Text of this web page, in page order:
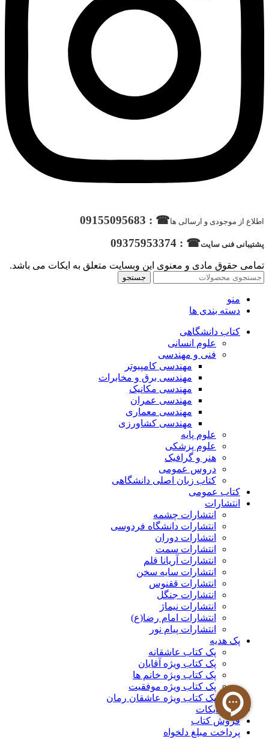
اطلاع از موجودی و ارسالی ها☎ : 09155095683
پشتیبانی فنی سایت☎ : 09375953374
تمامی حقوق مادی و معنوی این وبسایت متعلق به ایکات می باشد.
جستجو
منو
دسته بندی ها
کتاب دانشگاهی
علوم انسانی
فنی و مهندسی
مهندسی کامپیوتر
مهندسی برق و مخابرات
مهندسی مکانیک
مهندسی عمران
مهندسی معماری
مهندسی کشاورزی
علوم پایه
علوم پزشکی
هنر و گرافیک
دروس عمومی
کتاب زبان اصلی دانشگاهی
کتاب عمومی
انتشارات
انتشارات چشمه
انتشارات دانشگاه فردوسی
انتشارات دوران
انتشارات سمت
انتشارات آریانا قلم
انتشارات سایه سخن
انتشارات ققنوس
انتشارات جنگل
انتشارات نیماژ
انتشارات امام رضا(ع)
انتشارات پیام نور
پک هدیه
پک کتاب عاشقانه
پک کتاب ویژه آقایان
پک کتاب ویژه خانم ها
پک کتاب ویژه موفقیت
پک کتاب ویژه عاشقان رمان
مجله ایکات
فروش کتاب
پرداخت مبلغ دلخواه